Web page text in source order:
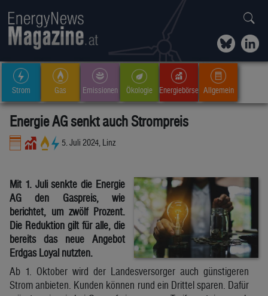
Strom Gas Emissionen Ökologie Energiebörse Allgemein
Energie AG senkt auch Strompreis
5. Juli 2024, Linz
Mit 1. Juli senkte die Energie
AG den Gaspreis, wie
berichtet, um zwölf Prozent.
Die Reduktion gilt für alle, die
bereits das neue Angebot
Erdgas Loyal nutzten.
Ab 1. Oktober wird der Landesversorger auch günstigeren
Strom anbieten. Kunden können rund ein Drittel sparen. Dafür